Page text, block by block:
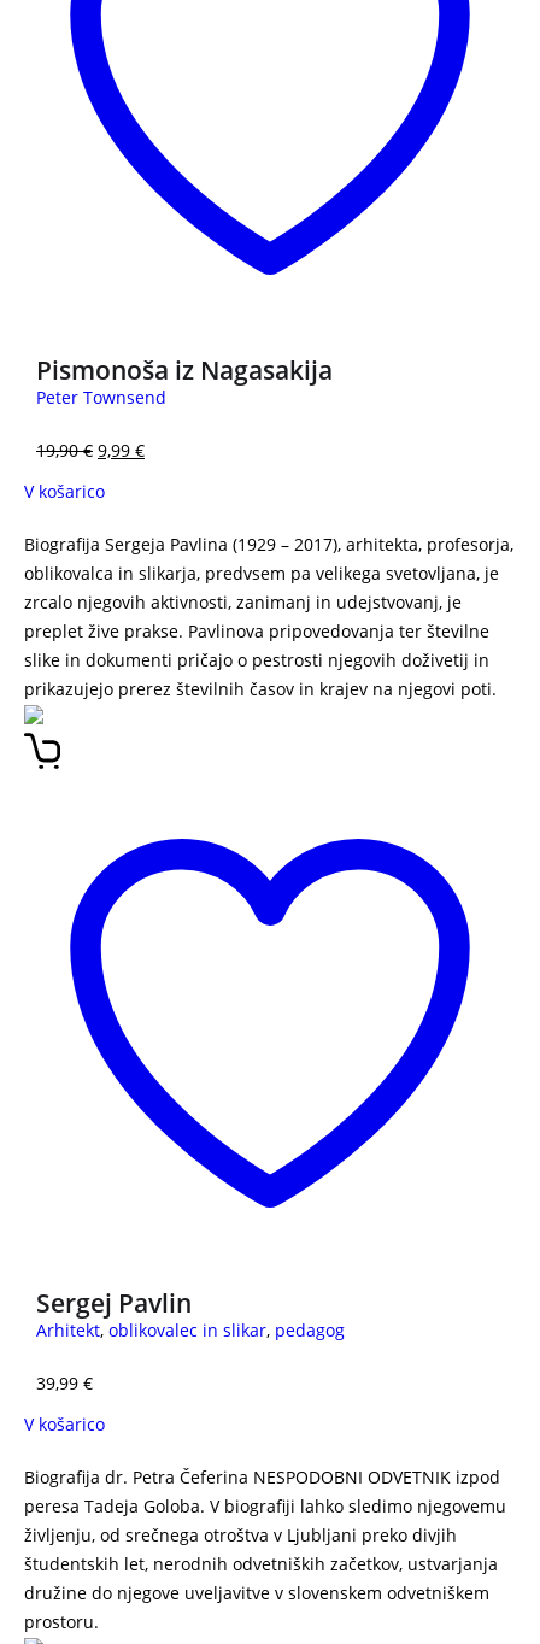
Pismonoša iz Nagasakija
Peter Townsend
19,90€ 9,99 €
V košarico
Biografija Sergeja Pavlina (1929 – 2017), arhitekta, profesorja,
oblikovalca in slikarja, predvsem pa velikega svetovljana, je
zrcalo njegovih aktivnosti, zanimanj in udejstvovanj, je
preplet žive prakse. Pavlinova pripovedovanja ter številne
slike in dokumenti pričajo o pestrosti njegovih doživetij in
prikazujejo prerez številnih časov in krajev na njegovi poti.
Sergej Pavlin
Arhitekt, oblikovalec in slikar, pedagog
39,99 €
V košarico
Biografija dr. Petra Čeferina NESPODOBNI ODVETNIK izpod
peresa Tadeja Goloba. V biografiji lahko sledimo njegovemu
življenju, od srečnega otroštva v Ljubljani preko divjih
študentskih let, nerodnih odvetniških začetkov, ustvarjanja
družine do njegove uveljavitve v slovenskem odvetniškem
prostoru.